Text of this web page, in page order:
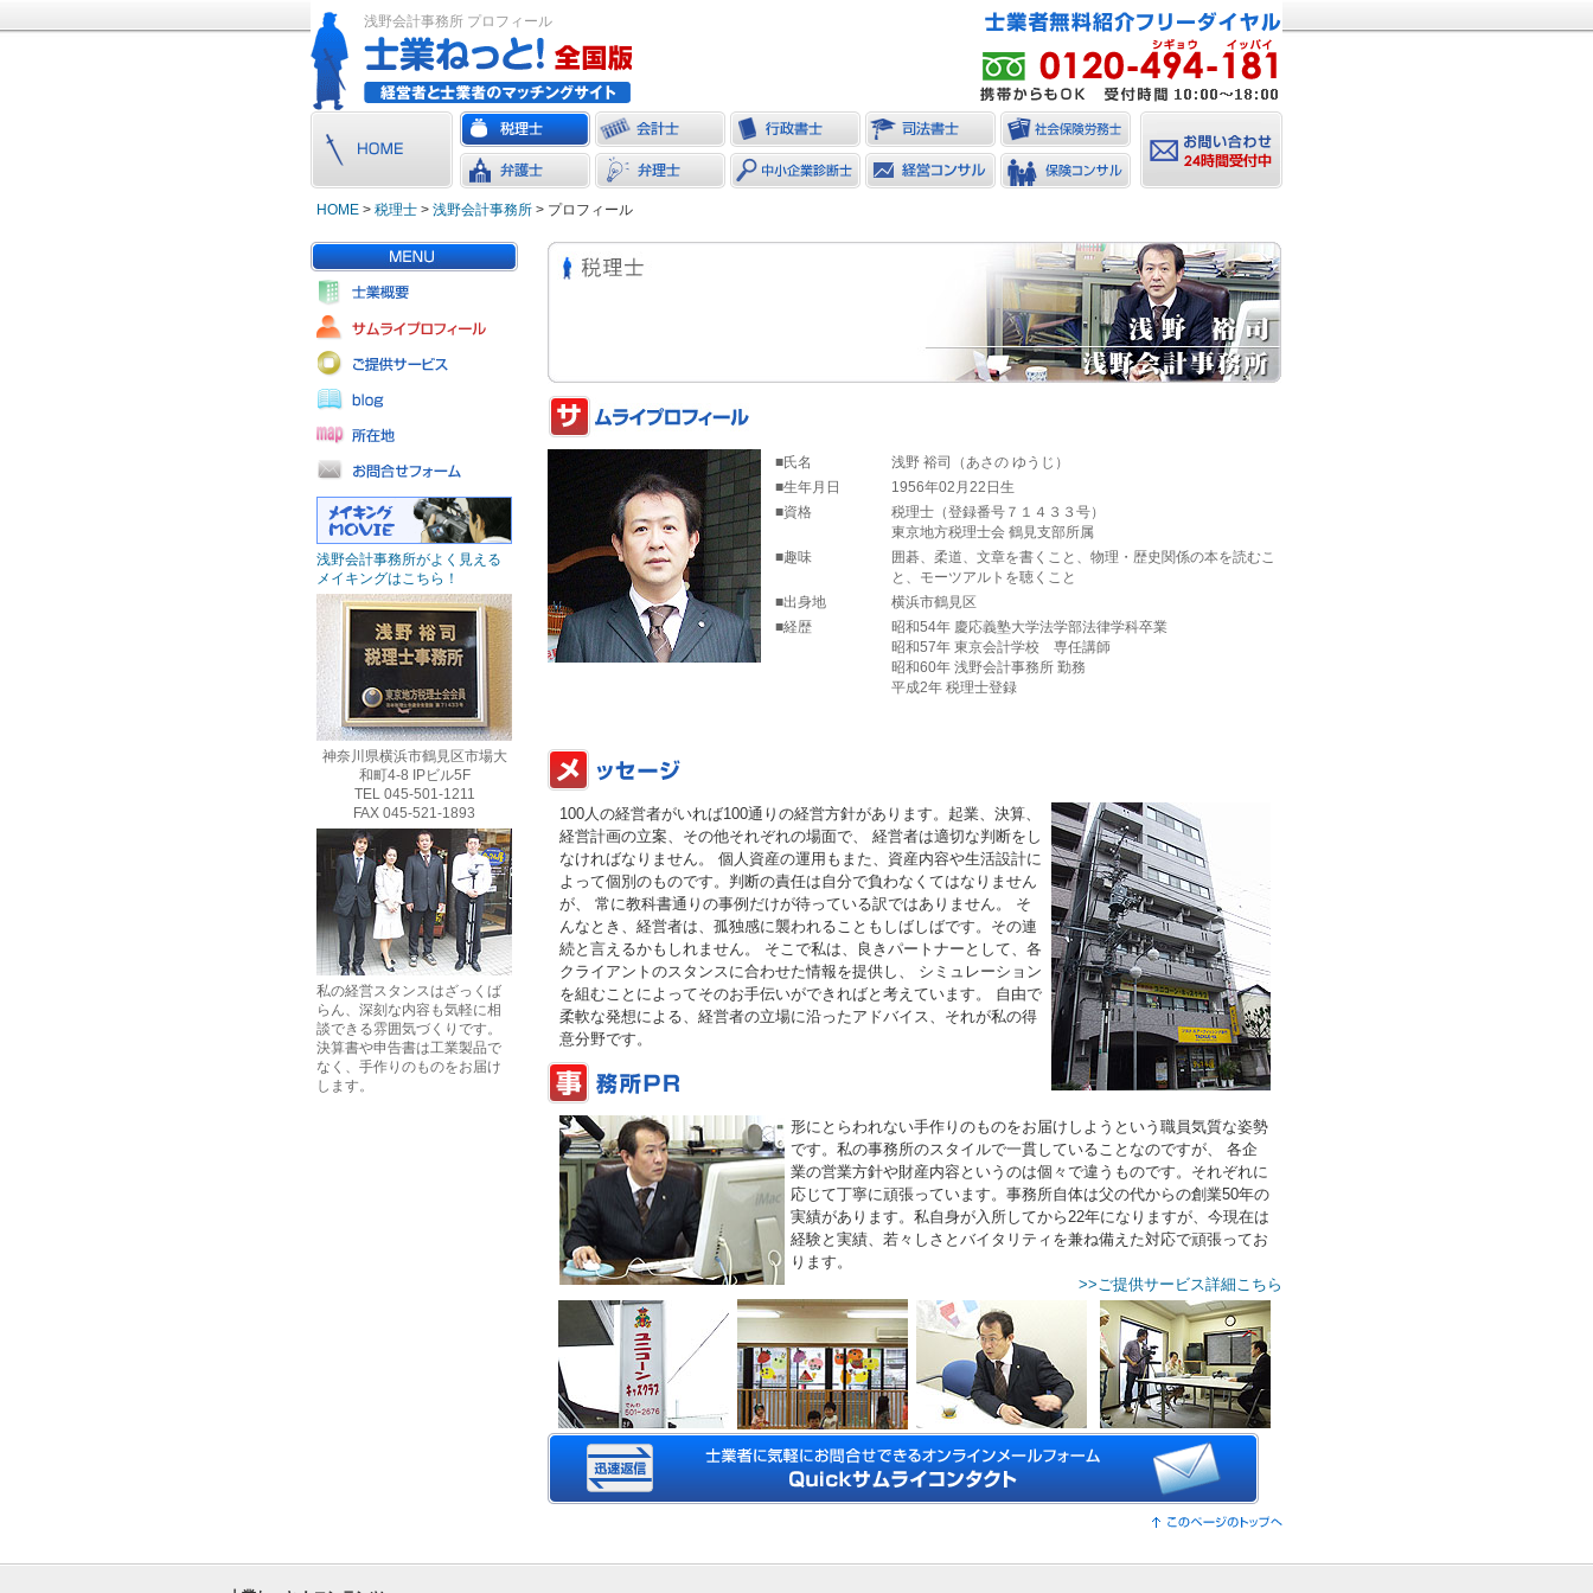
浅野会計事務所 プロフィール
HOME > 税理士 > 浅野会計事務所 > プロフィール
■氏名
浅野 裕司（あさの ゆうじ）
■生年月日
1956年02月22日生
■資格
税理士（登録番号７１４３３号）
東京地方税理士会 鶴見支部所属
■趣味
囲碁、柔道、文章を書くこと、物理・歴史関係の本を読むこ
と、モーツアルトを聴くこと
■出身地
横浜市鶴見区
■経歴
昭和54年 慶応義塾大学法学部法律学科卒業
昭和57年 東京会計学校 専任講師
昭和60年 浅野会計事務所 勤務
平成2年 税理士登録
100人の経営者がいれば100通りの経営方針があります。起業、決算、
経営計画の立案、その他それぞれの場面で、 経営者は適切な判断をし
なければなりません。 個人資産の運用もまた、資産内容や生活設計に
よって個別のものです。判断の責任は自分で負わなくてはなりません
が、 常に教科書通りの事例だけが待っている訳ではありません。 そ
んなとき、経営者は、孤独感に襲われることもしばしばです。その連
続と言えるかもしれません。 そこで私は、良きパートナーとして、各
クライアントのスタンスに合わせた情報を提供し、 シミュレーション
を組むことによってそのお手伝いができればと考えています。 自由で
柔軟な発想による、経営者の立場に沿ったアドバイス、それが私の得
意分野です。
形にとらわれない手作りのものをお届けしようという職員気質な姿勢
です。私の事務所のスタイルで一貫していることなのですが、 各企
業の営業方針や財産内容というのは個々で違うものです。それぞれに
応じて丁寧に頑張っています。事務所自体は父の代からの創業50年の
実績があります。私自身が入所してから22年になりますが、今現在は
経験と実績、若々しさとバイタリティを兼ね備えた対応で頑張ってお
ります。
>>ご提供サービス詳細こちら
浅野会計事務所がよく見える
メイキングはこちら！
神奈川県横浜市鶴見区市場大
和町4-8 IPビル5F
TEL 045-501-1211
FAX 045-521-1893
私の経営スタンスはざっくば
らん、深刻な内容も気軽に相
談できる雰囲気づくりです。
決算書や申告書は工業製品で
なく、手作りのものをお届け
します。